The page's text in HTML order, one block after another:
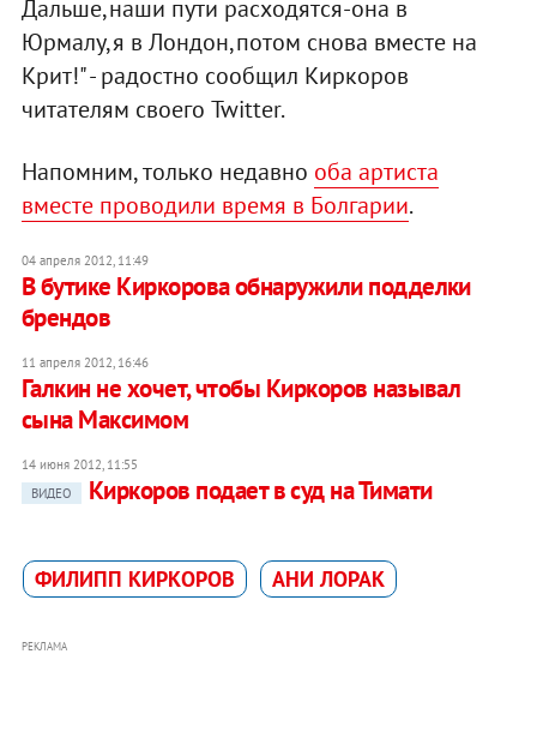
Дальше,наши пути расходятся-она в
Юрмалу,я в Лондон,потом снова вместе на
Крит!" - радостно сообщил Киркоров
читателям своего Twitter.
Напомним, только недавно оба артиста
вместе проводили время в Болгарии.
04 апреля 2012, 11:49
В бутике Киркорова обнаружили подделки
брендов
11 апреля 2012, 16:46
Галкин не хочет, чтобы Киркоров называл
сына Максимом
14 июня 2012, 11:55
ВИДЕО
Киркоров подает в суд на Тимати
ФИЛИПП КИРКОРОВ АНИ ЛОРАК
РЕКЛАМА